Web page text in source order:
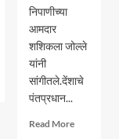
निपाणीच्या
आमदार
शशिकला जोल्ले
यांनी
सांगीतले.देंशाचे
पंतप्रधान...
Read MoreRead